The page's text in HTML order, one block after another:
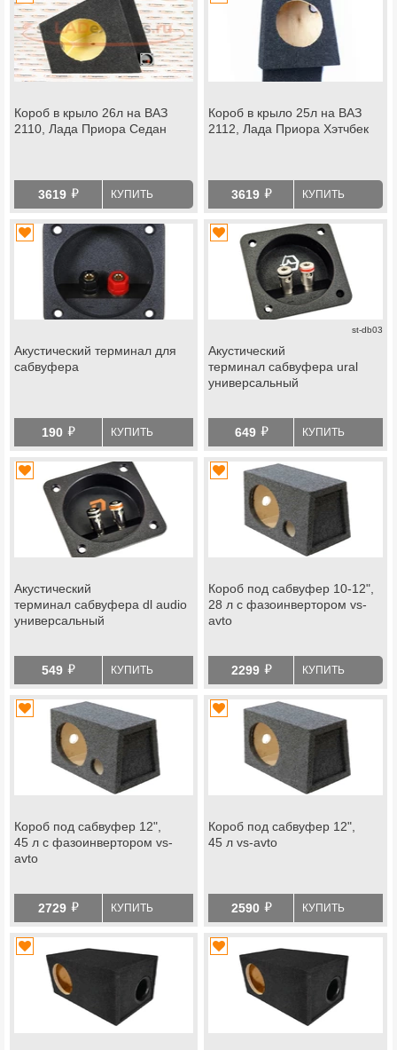
Короб в крыло 26л на ВАЗ
2110, Лада Приора Седан
3619 й КУПИТЬ
Короб в крыло 25л на ВАЗ
2112, Лада Приора Хэтчбек
3619 й КУПИТЬ
Акустический терминал для
сабвуфера
190 й КУПИТЬ
st-db03
Акустический
терминал сабвуфера ural
универсальный
649 й КУПИТЬ
Акустический
терминал сабвуфера dl audio
универсальный
549 й КУПИТЬ
Короб под сабвуфер 10-12",
28 л с фазоинвертором vs-
avto
2299 й КУПИТЬ
Короб под сабвуфер 12",
45 л с фазоинвертором vs-
avto
2729 й КУПИТЬ
Короб под сабвуфер 12",
45 л vs-avto
2590 й КУПИТЬ